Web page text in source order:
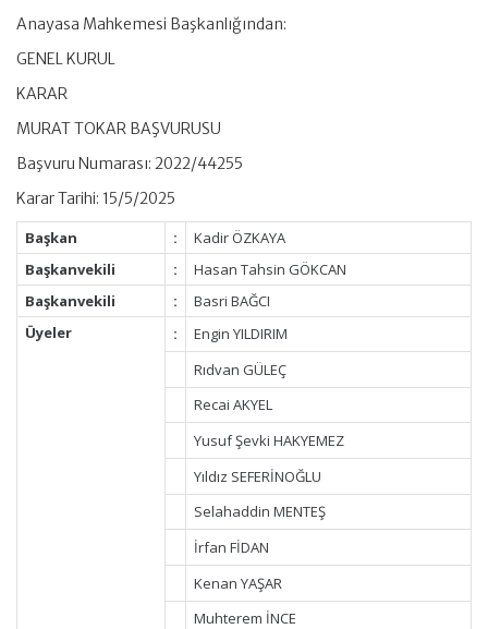
Anayasa Mahkemesi Başkanlığından:
GENEL KURUL
KARAR
MURAT TOKAR BAŞVURUSU
Başvuru Numarası: 2022/44255
Karar Tarihi: 15/5/2025
Başkan
:
Kadir ÖZKAYA
Başkanvekili
:
Hasan Tahsin GÖKCAN
Başkanvekili
:
Basri BAĞCI
Üyeler
:
Engin YILDIRIM
Rıdvan GÜLEÇ
Recai AKYEL
Yusuf Şevki HAKYEMEZ
Yıldız SEFERİNOĞLU
Selahaddin MENTEŞ
İrfan FİDAN
Kenan YAŞAR
Muhterem İNCE